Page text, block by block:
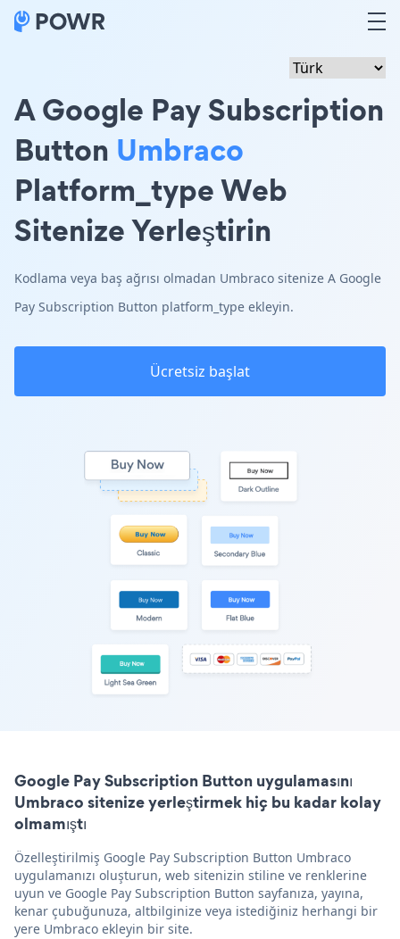
A Google Pay Subscription
Button Umbraco
Platform_type Web
Sitenize Yerleştirin
Kodlama veya baş ağrısı olmadan Umbraco sitenize A Google
Pay Subscription Button platform_type ekleyin.
Ücretsiz başlat
Google Pay Subscription Button uygulamasını
Umbraco sitenize yerleştirmek hiç bu kadar kolay
olmamıştı
Özelleştirilmiş Google Pay Subscription Button Umbraco
uygulamanızı oluşturun, web sitenizin stiline ve renklerine
uyun ve Google Pay Subscription Button sayfanıza, yayına,
kenar çubuğunuza, altbilginize veya istediğiniz herhangi bir
yere Umbraco ekleyin bir site.